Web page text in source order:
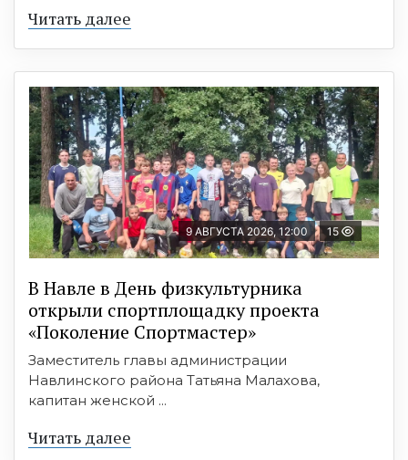
Читать далее
9 АВГУСТА 2026, 12:00 15
В Навле в День физкультурника
открыли спортплощадку проекта
«Поколение Спортмастер»
Заместитель главы администрации
Навлинского района Татьяна Малахова,
капитан женской ...
Читать далее